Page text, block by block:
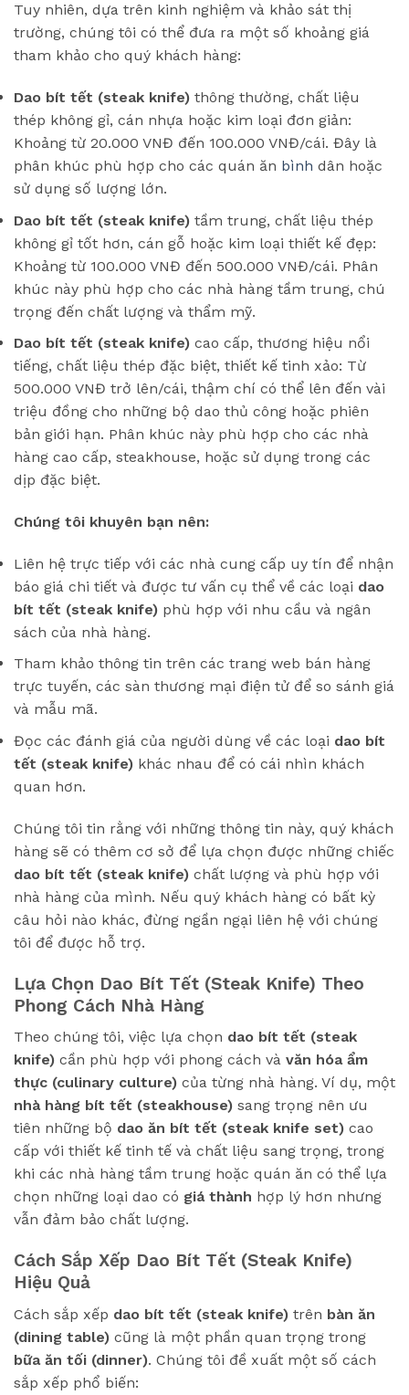
Tuy nhiên, dựa trên kinh nghiệm và khảo sát thị
trường, chúng tôi có thể đưa ra một số khoảng giá
tham khảo cho quý khách hàng:
Dao bít tết (steak knife) thông thường, chất liệu
thép không gỉ, cán nhựa hoặc kim loại đơn giản:
Khoảng từ 20.000 VNĐ đến 100.000 VNĐ/cái. Đây là
phân khúc phù hợp cho các quán ăn bình dân hoặc
sử dụng số lượng lớn.
Dao bít tết (steak knife) tầm trung, chất liệu thép
không gỉ tốt hơn, cán gỗ hoặc kim loại thiết kế đẹp:
Khoảng từ 100.000 VNĐ đến 500.000 VNĐ/cái. Phân
khúc này phù hợp cho các nhà hàng tầm trung, chú
trọng đến chất lượng và thẩm mỹ.
Dao bít tết (steak knife) cao cấp, thương hiệu nổi
tiếng, chất liệu thép đặc biệt, thiết kế tinh xảo: Từ
500.000 VNĐ trở lên/cái, thậm chí có thể lên đến vài
triệu đồng cho những bộ dao thủ công hoặc phiên
bản giới hạn. Phân khúc này phù hợp cho các nhà
hàng cao cấp, steakhouse, hoặc sử dụng trong các
dịp đặc biệt.
Chúng tôi khuyên bạn nên:
Liên hệ trực tiếp với các nhà cung cấp uy tín để nhận
báo giá chi tiết và được tư vấn cụ thể về các loại dao
bít tết (steak knife) phù hợp với nhu cầu và ngân
sách của nhà hàng.
Tham khảo thông tin trên các trang web bán hàng
trực tuyến, các sàn thương mại điện tử để so sánh giá
và mẫu mã.
Đọc các đánh giá của người dùng về các loại dao bít
tết (steak knife) khác nhau để có cái nhìn khách
quan hơn.
Chúng tôi tin rằng với những thông tin này, quý khách
hàng sẽ có thêm cơ sở để lựa chọn được những chiếc
dao bít tết (steak knife) chất lượng và phù hợp với
nhà hàng của mình. Nếu quý khách hàng có bất kỳ
câu hỏi nào khác, đừng ngần ngại liên hệ với chúng
tôi để được hỗ trợ.
Lựa Chọn Dao Bít Tết (Steak Knife) Theo
Phong Cách Nhà Hàng
Theo chúng tôi, việc lựa chọn dao bít tết (steak
knife) cần phù hợp với phong cách và văn hóa ẩm
thực (culinary culture) của từng nhà hàng. Ví dụ, một
nhà hàng bít tết (steakhouse) sang trọng nên ưu
tiên những bộ dao ăn bít tết (steak knife set) cao
cấp với thiết kế tinh tế và chất liệu sang trọng, trong
khi các nhà hàng tầm trung hoặc quán ăn có thể lựa
chọn những loại dao có giá thành hợp lý hơn nhưng
vẫn đảm bảo chất lượng.
Cách Sắp Xếp Dao Bít Tết (Steak Knife)
Hiệu Quả
Cách sắp xếp dao bít tết (steak knife) trên bàn ăn
(dining table) cũng là một phần quan trọng trong
bữa ăn tối (dinner). Chúng tôi đề xuất một số cách
sắp xếp phổ biến: